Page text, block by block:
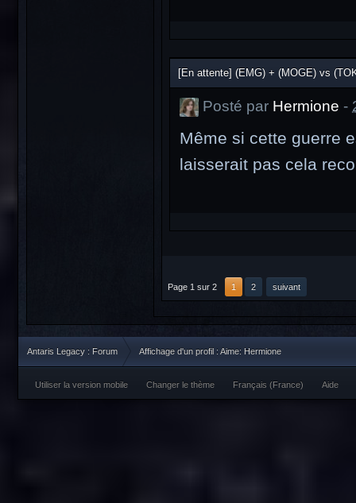
[En attente] (EMG) + (MOGE) vs
Posté par Hermione -
Même si cette guerre
laisserait pas cela
Page 1 sur 2 1 2 suivant
Antaris Legacy : Forum Affichage d'un profil : Aime: Hermione
Utiliser la version mobile Changer le thème Français (France) Aide